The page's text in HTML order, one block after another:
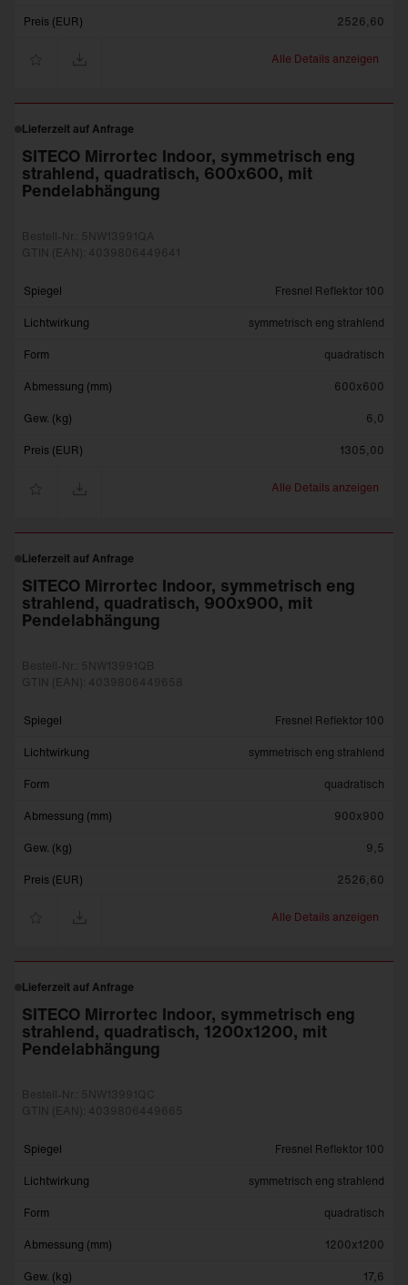
Preis (EUR) 2526,60
Alle Details anzeigen
Lieferzeit auf Anfrage
SITECO Mirrortec Indoor, symmetrisch eng
strahlend, quadratisch, 600x600, mit
Pendelabhängung
Bestell-Nr.: 5NW13991QA
GTIN (EAN): 4039806449641
Spiegel Fresnel Reflektor 100
Lichtwirkung symmetrisch eng strahlend
Form quadratisch
Abmessung (mm) 600x600
Gew. (kg) 6,0
Preis (EUR) 1305,00
Alle Details anzeigen
Lieferzeit auf Anfrage
SITECO Mirrortec Indoor, symmetrisch eng
strahlend, quadratisch, 900x900, mit
Pendelabhängung
Bestell-Nr.: 5NW13991QB
GTIN (EAN): 4039806449658
Spiegel Fresnel Reflektor 100
Lichtwirkung symmetrisch eng strahlend
Form quadratisch
Abmessung (mm) 900x900
Gew. (kg) 9,5
Preis (EUR) 2526,60
Alle Details anzeigen
Lieferzeit auf Anfrage
SITECO Mirrortec Indoor, symmetrisch eng
strahlend, quadratisch, 1200x1200, mit
Pendelabhängung
Bestell-Nr.: 5NW13991QC
GTIN (EAN): 4039806449665
Spiegel Fresnel Reflektor 100
Lichtwirkung symmetrisch eng strahlend
Form quadratisch
Abmessung (mm) 1200x1200
Gew. (kg) 17,6